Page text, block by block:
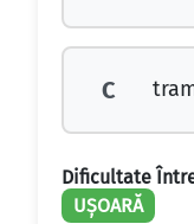
C
Dificultate
UȘOARĂ